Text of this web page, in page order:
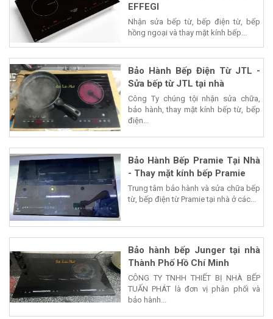
EFFEGI
Nhận sửa bếp từ, bếp điện từ, bếp
hồng ngoại và thay mặt kính bếp...
Bảo Hành Bếp Điện Từ JTL -
Sửa bếp từ JTL tại nhà
Công Ty chúng tội nhận sửa chữa,
bảo hành, thay mặt kính bếp từ, bếp
điện...
Bảo Hành Bếp Pramie Tại Nhà
- Thay mặt kính bếp Pramie
Trung tâm bảo hành và sửa chữa bếp
từ, bếp điện từ Pramie tại nhà ở các...
Bảo hành bếp Junger tại nhà
Thành Phố Hồ Chí Minh
CÔNG TY TNHH THIẾT BỊ NHÀ BẾP
TUẤN PHÁT là đơn vị phân phối và
bảo hành...